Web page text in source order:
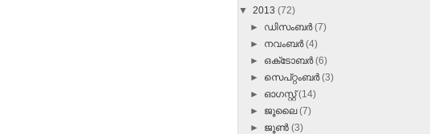
▼ 2013 (72)
► ഡിസംബർ(7)
► നവംബർ(4)
► ഒക്‌ടോബർ(6)
► സെപ്റ്റംബർ(3)
► ഓഗസ്റ്റ്(14)
► ജൂലൈ(7)
► ജൂൺ(3)